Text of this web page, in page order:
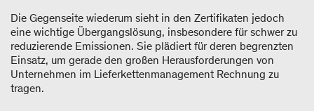
Die Gegenseite wiederum sieht in den Zertifikaten jedoch
eine wichtige Übergangslösung, insbesondere für schwer zu
reduzierende Emissionen. Sie plädiert für deren begrenzten
Einsatz, um gerade den großen Herausforderungen von
Unternehmen im Lieferkettenmanagement Rechnung zu
tragen.